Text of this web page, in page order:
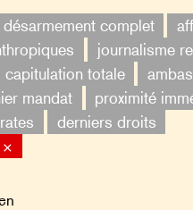
désarmement complet
journalisme
capitulation totale
mandat
proximité
derniers droits
×